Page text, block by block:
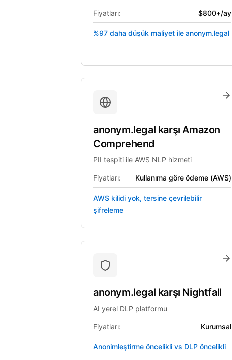
Fiyatları: $800+/ay
%97 daha düşük maliyet ile anonym.legal
anonym.legal karşı Amazon
Comprehend
PII tespiti ile AWS NLP hizmeti
Fiyatları: Kullanıma göre ödeme (AWS)
AWS kilidi yok, tersine çevrilebilir
şifreleme
anonym.legal karşı Nightfall
AI yerel DLP platformu
Fiyatları: Kurumsal
Anonimleştirme öncelikli vs DLP öncelikli